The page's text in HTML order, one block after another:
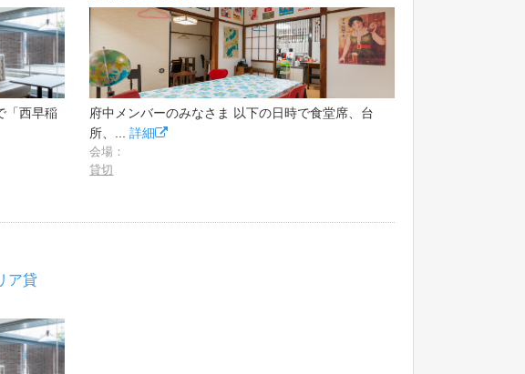
「西早稲
府中メンバーのみなさま 以下の日時で食堂席、台
所、...詳細
会場：
貸切
ア貸